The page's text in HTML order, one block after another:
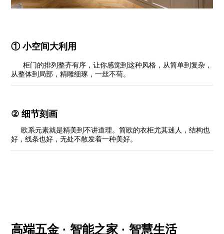
①小空间大利用
柜门的排列整齐有序，让你感觉到这种风格，从简单到复杂，
从整体到局部，精雕细琢，一丝不苟。
② 细节刻画
欧系元素就是精美到不讲道理。简欧的衣柜尤其迷人，结构也
好，线条也好，无处不散发着一种美好。
高端五金 · 智能之家 · 智慧生活